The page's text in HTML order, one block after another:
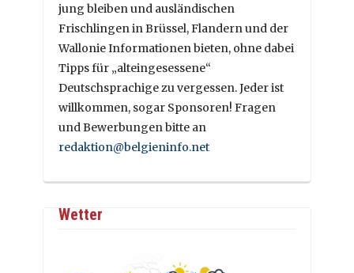
jung bleiben und ausländischen
Frischlingen in Brüssel, Flandern und der
Wallonie Informationen bieten, ohne dabei
Tipps für „alteingesessene“
Deutschsprachige zu vergessen. Jeder ist
willkommen, sogar Sponsoren! Fragen
und Bewerbungen bitte an
redaktion@belgieninfo.net
Wetter